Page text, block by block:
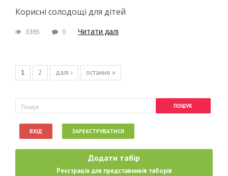
Корисні солодощі для дітей
3365 0 Читати далі
Сторінки
1 2 далі › остання »
Пошукова форма
Пошук
ВХІД ЗАРЕЄСТРУВАТИСЯ
Додати табір
Реєстрація для представників таборів